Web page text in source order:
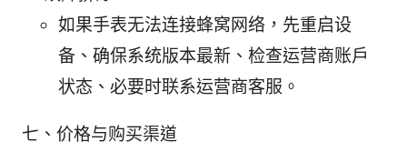
如果手表无法连接蜂窝网络，先重启设
备、确保系统版本最新、检查运营商账户
状态、必要时联系运营商客服。
七、价格与购买渠道